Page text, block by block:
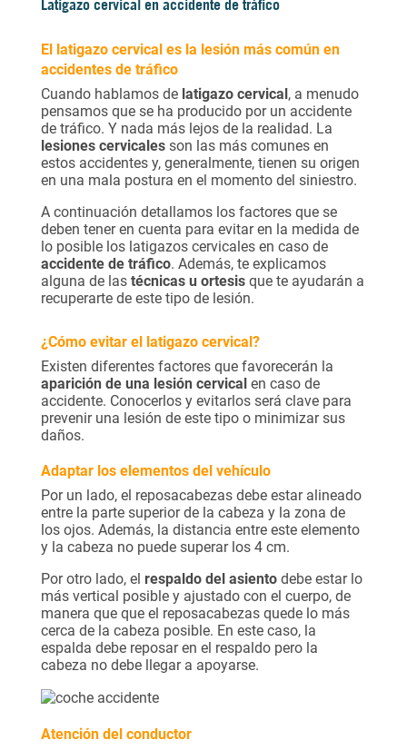
Latigazo cervical en accidente de tráfico
El latigazo cervical es la lesión más común en
accidentes de tráfico
Cuando hablamos de latigazo cervical, a menudo
pensamos que se ha producido por un accidente
de tráfico. Y nada más lejos de la realidad. La
lesiones cervicales son las más comunes en
estos accidentes y, generalmente, tienen su origen
en una mala postura en el momento del siniestro.
A continuación detallamos los factores que se
deben tener en cuenta para evitar en la medida de
lo posible los latigazos cervicales en caso de
accidente de tráfico. Además, te explicamos
alguna de las técnicas u ortesis que te ayudarán a
recuperarte de este tipo de lesión.
¿Cómo evitar el latigazo cervical?
Existen diferentes factores que favorecerán la
aparición de una lesión cervical en caso de
accidente. Conocerlos y evitarlos será clave para
prevenir una lesión de este tipo o minimizar sus
daños.
Adaptar los elementos del vehículo
Por un lado, el reposacabezas debe estar alineado
entre la parte superior de la cabeza y la zona de
los ojos. Además, la distancia entre este elemento
y la cabeza no puede superar los 4 cm.
Por otro lado, el respaldo del asiento debe estar lo
más vertical posible y ajustado con el cuerpo, de
manera que que el reposacabezas quede lo más
cerca de la cabeza posible. En este caso, la
espalda debe reposar en el respaldo pero la
cabeza no debe llegar a apoyarse.
Atención del conductor